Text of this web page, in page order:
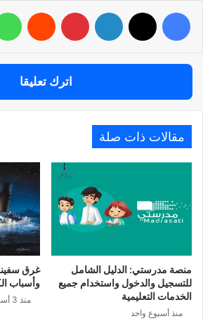
فيسبوك لينكدإن بينتيريست
اترك تعليقا
مقالات ذات صلة
منصة مدرستي: الدليل الشامل
للتسجيل والدخول واستخدام جميع
الخدمات التعليمية
منذ أسبوع واحد
غرق
وأسباب
منذ 3 أسابيع